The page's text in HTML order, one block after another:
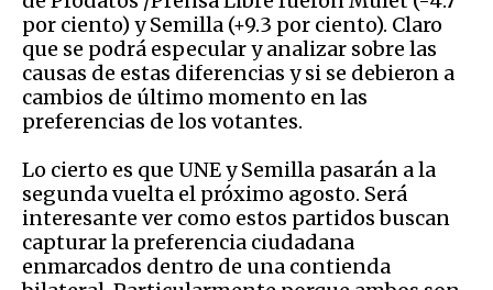
por ciento) y Semilla (+9.3 por ciento). Claro
que se podrá especular y analizar sobre las
causas de estas diferencias y si se debieron a
cambios de último momento en las
preferencias de los votantes.
Lo cierto es que UNE y Semilla pasarán a la
segunda vuelta el próximo agosto. Será
interesante ver como estos partidos buscan
capturar la preferencia ciudadana
enmarcados dentro de una contienda